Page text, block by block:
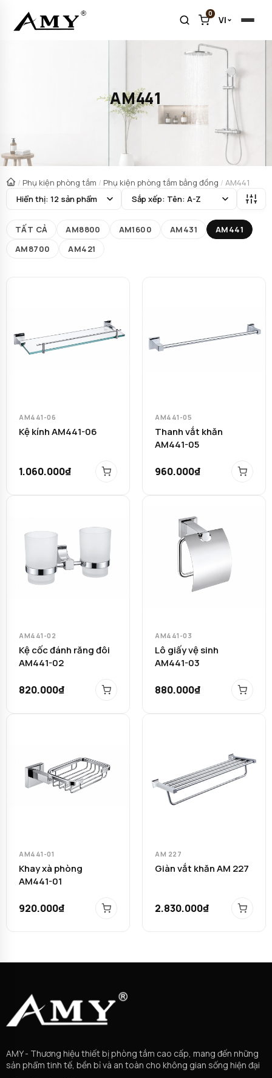
0
VI
AM441
/ Phụ kiện phòng tắm / Phụ kiện phòng tắm bằng đồng / AM441
TẤT CẢ AM8800 AM1600 AM431
AM441
AM8700
AM421
AM441-06
Kệ kính AM441-06
1.060.000₫
AM441-05
Thanh vắt khăn
AM441-05
960.000₫
AM441-02
Kệ cốc đánh răng đôi
AM441-02
820.000₫
AM441-03
Lô giấy vệ sinh
AM441-03
880.000₫
AM441-01
Khay xà phòng
AM441-01
920.000₫
AM 227
Giàn vắt khăn AM 227
2.830.000₫
AMY - Thương hiệu thiết bị phòng tắm cao cấp, mang đến những
sản phẩm tinh tế, bền bỉ và an toàn cho không gian sống hiện đại